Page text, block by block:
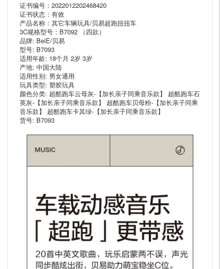
证书编号：2022012202468420
证书状态：有效
产品名称：其它车辆玩具/贝易超跑扭扭车
3C规格型号：B7092 （四款）
品牌: BeiE/贝易
型号: B7093
适用年龄: 18个月 2岁 3岁
产地: 中国大陆
适用性别: 男女通用
玩具类型: 塑胶玩具
颜色分类: 超酷跑车云母灰-【加长亲子同乘音乐款】 超酷跑车石
英灰-【加长亲子同乘音乐款】 超酷跑车贝母粉-【加长亲子同乘
音乐款】 超酷跑车卡其绿-【加长亲子同乘音乐款】
货号: B7093